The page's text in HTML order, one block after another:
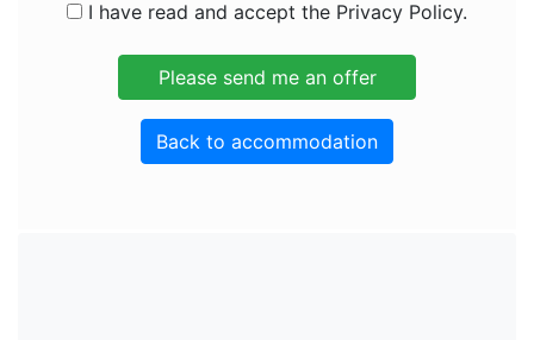
I have read and accept the Privacy Policy.
Back to accommodation